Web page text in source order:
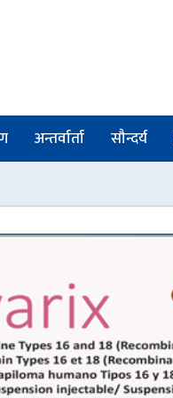
अन्तर्वार्ता सौन्दर्य